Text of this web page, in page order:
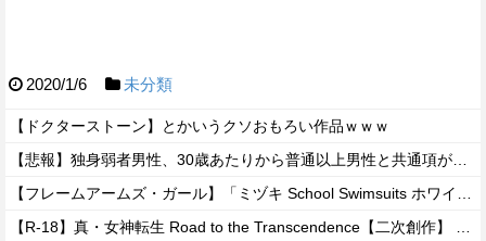
2020/1/6 未分類
【ドクターストーン】とかいうクソおもろい作品ｗｗｗ